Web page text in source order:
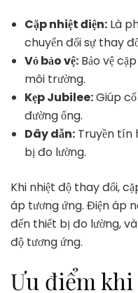
Cặp nhiệt điện: Là
chuyển đổi sự thay
Vỏ bảo vệ: Bảo vệ
môi trường.
Kẹp Jubilee:Giúp
đường ống.
Dây dẫn: Truyền tín
bị đo lường.
Khi nhiệt độ thay đổi,
áp tương ứng. Điện áp
đến thiết bị đo lường,
độ tương ứng.
Ưu điểm